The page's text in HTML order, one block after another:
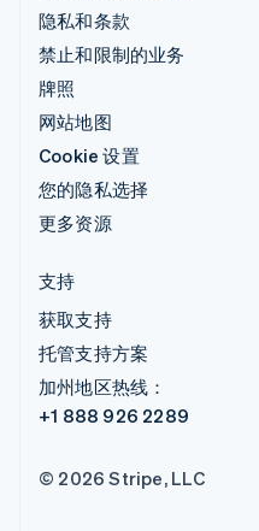
隐私和条款
禁止和限制的业务
牌照
网站地图
Cookie 设置
您的隐私选择
更多资源
支持
获取支持
托管支持方案
加州地区热线：
+1 888 926 2289
© 2026 Stripe, LLC